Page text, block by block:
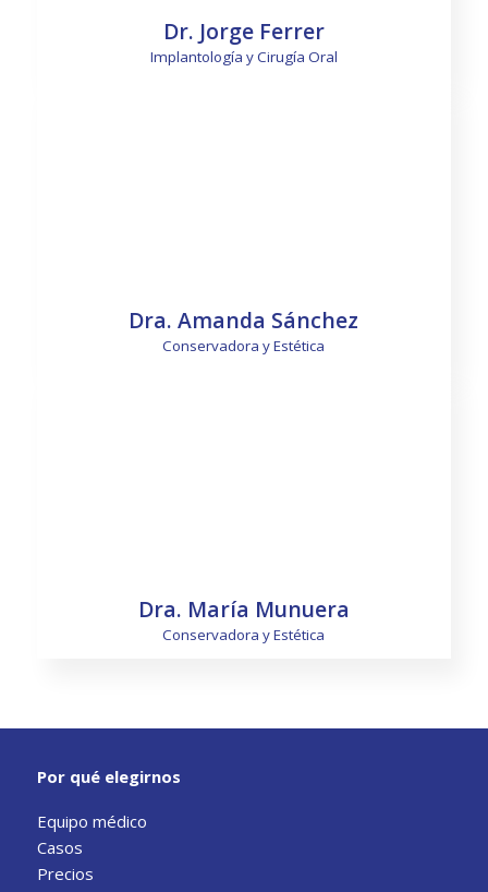
Dr. Jorge Ferrer
Implantología y Cirugía Oral
Dra. Amanda Sánchez
Conservadora y Estética
Dra. María Munuera
Conservadora y Estética
Por qué elegirnos
Equipo médico
Casos
Precios